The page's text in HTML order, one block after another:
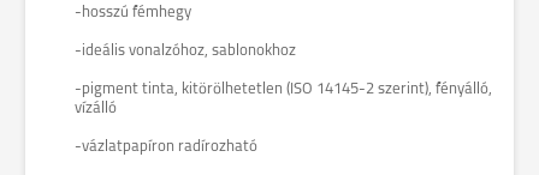
-hosszú fémhegy
-ideális vonalzóhoz, sablonokhoz
-pigment tinta, kitörölhetetlen (ISO 14145-2 szerint), fényálló,
vízálló
-vázlatpapíron radírozható